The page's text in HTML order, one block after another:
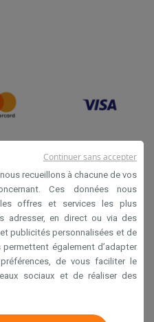
de vente
recueillons à chacune de vos
Ces données nous
offres et services les plus
adresser, en direct ou via des
publicités personnalisées et de
également d’adapter
de vous faciliter le
sociaux et de réaliser des
Continuer sans accepter